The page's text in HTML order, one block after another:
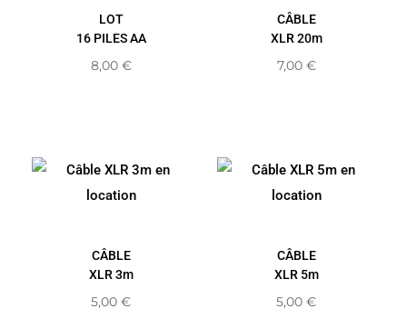
LOT
16 PILES AA
8,00 €
CÂBLE
XLR 20m
7,00 €
CÂBLE
XLR 3m
5,00 €
CÂBLE
XLR 5m
5,00 €